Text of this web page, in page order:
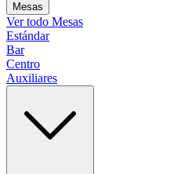
Mesas
Ver todo Mesas
Estándar
Bar
Centro
Auxiliares